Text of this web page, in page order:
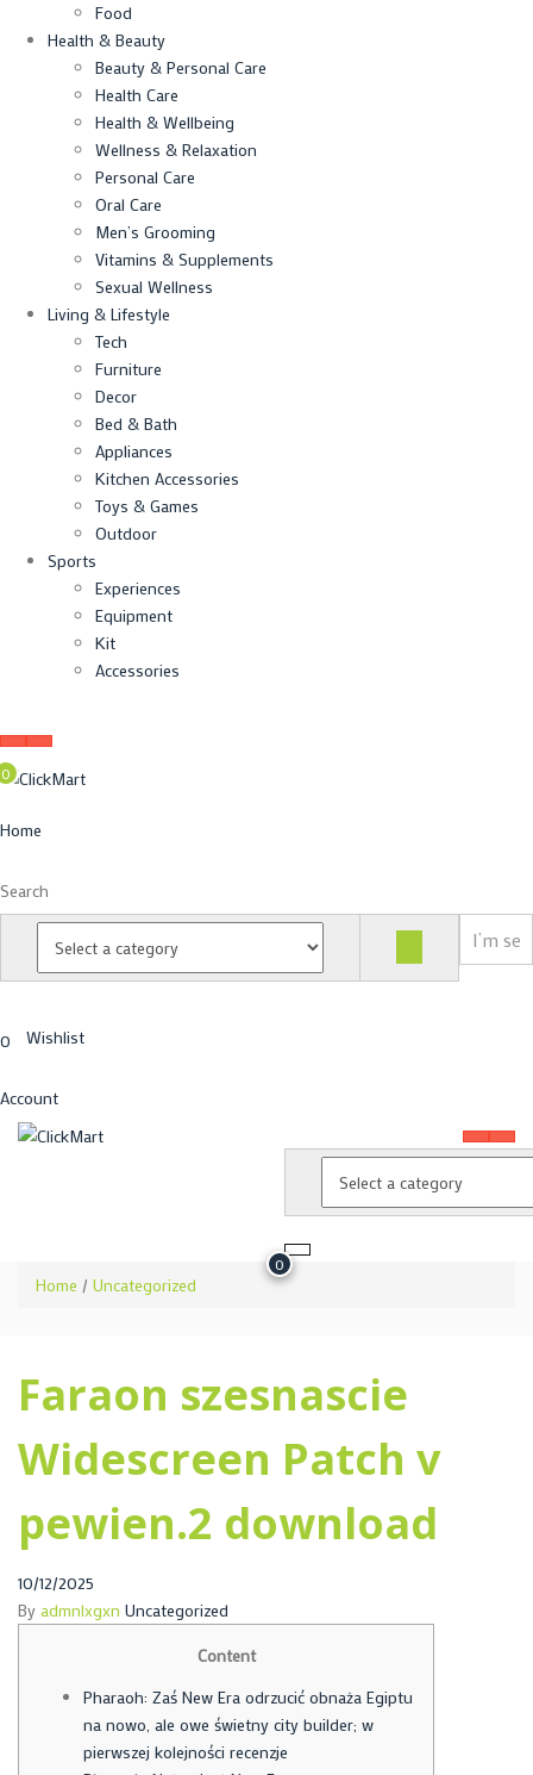
Food
Health & Beauty
Beauty & Personal Care
Health Care
Health & Wellbeing
Wellness & Relaxation
Personal Care
Oral Care
Men’s Grooming
Vitamins & Supplements
Sexual Wellness
Living & Lifestyle
Tech
Furniture
Decor
Bed & Bath
Appliances
Kitchen Accessories
Toys & Games
Outdoor
Sports
Experiences
Equipment
Kit
Accessories
0
Home
Search
0 Wishlist
Account
0
Home / Uncategorized
Faraon szesnascie
Widescreen Patch v
pewien.2 download
10/12/2025
By admnlxgxn Uncategorized
Content
Pharaoh: Zaś New Era odrzucić obnaża Egiptu
na nowo, ale owe świetny city builder; w
pierwszej kolejności recenzje